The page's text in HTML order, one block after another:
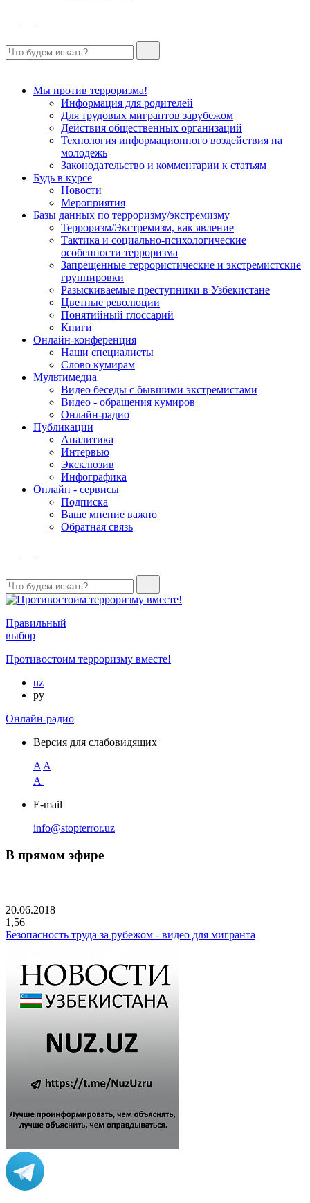
Мы против терроризма!
Информация для родителей
Для трудовых мигрантов зарубежом
Действия общественных организаций
Технология информационного воздействия на
молодежь
Законодательство и комментарии к статьям
Будь в курсе
Новости
Мероприятия
Базы данных по терроризму/экстремизму
Терроризм/Экстремизм, как явление
Тактика и социально-психологические
особенности терроризма
Запрещенные террористические и экстремистские
группировки
Разыскиваемые преступники в Узбекистане
Цветные революции
Понятийный глоссарий
Книги
Онлайн-конференция
Наши специалисты
Слово кумирам
Мультимедиа
Видео беседы с бывшими экстремистами
Видео - обращения кумиров
Онлайн-радио
Публикации
Аналитика
Интервью
Эксклюзив
Инфографика
Онлайн - сервисы
Подписка
Ваше мнение важно
Обратная связь
Правильный
выбор
Противостоим терроризму вместе!
uz
ру
Онлайн-радио
Версия для слабовидящих
A A
A
E-mail
info@stopterror.uz
В прямом эфире
20.06.2018
1,56
Безопасность труда за рубежом - видео для мигранта